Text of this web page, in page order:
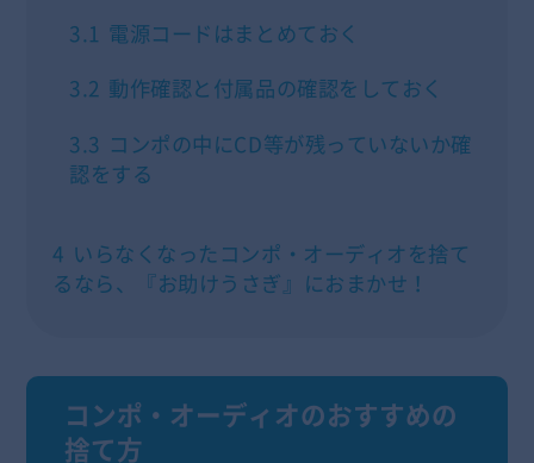
3.1 電源コードはまとめておく
3.2 動作確認と付属品の確認をしておく
3.3 コンポの中にCD等が残っていないか確
認をする
4 いらなくなったコンポ・オーディオを捨て
るなら、『お助けうさぎ』におまかせ！
コンポ・オーディオのおすすめの
捨て方